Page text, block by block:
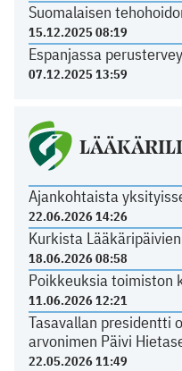
Suomalaisen
15.12.2025 08:19
Espanjassa
07.12.2025 13:59
Ajankohtaista
22.06.2026 14:26
Kurkista
18.06.2026 08:58
Poikkeuksia toimiston
11.06.2026 12:21
Tasavallan presidentti
arvonimen Päivi
22.05.2026 11:49